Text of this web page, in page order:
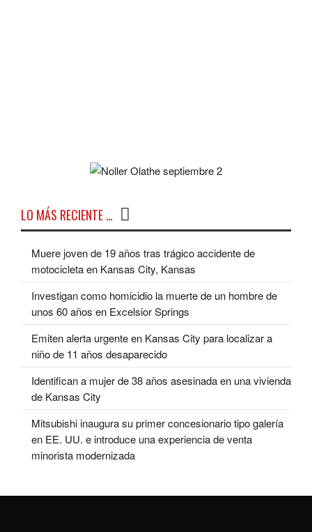
LO MÁS RECIENTE …
Muere joven de 19 años tras trágico accidente de
motocicleta en Kansas City, Kansas
Investigan como homicidio la muerte de un hombre de
unos 60 años en Excelsior Springs
Emiten alerta urgente en Kansas City para localizar a
niño de 11 años desaparecido
Identifican a mujer de 38 años asesinada en una vivienda
de Kansas City
Mitsubishi inaugura su primer concesionario tipo galería
en EE. UU. e introduce una experiencia de venta
minorista modernizada